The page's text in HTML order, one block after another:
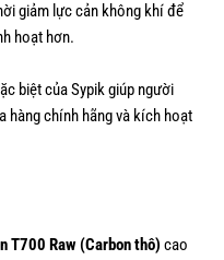
giảm lực cản không khí để
hoạt hơn.
biệt của Sypik giúp người
hàng chính hãng và kích hoạt
T700 Raw (Carbon thô) cao